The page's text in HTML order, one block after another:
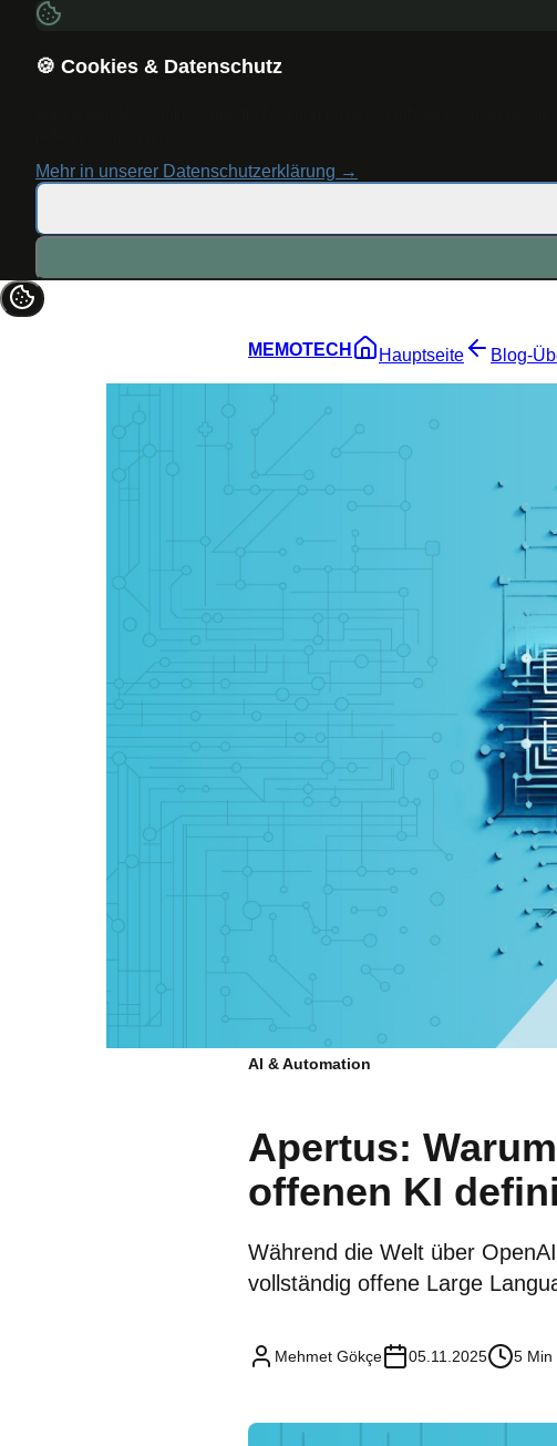
🍪 Cookies & Datenschutz
Mehr in unserer Datenschutzerklärung →
MEMOTECH Hauptseite Blog-
AI & Automation
Apertus:
offenen KI
Während die Welt über
vollständig offene Large
Mehmet Gökçe 05.11.2025 5 Min